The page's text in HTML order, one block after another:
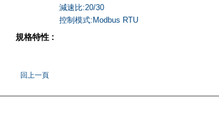
減速比:20/30
控制模式:Modbus RTU
規格特性 :
回上一頁